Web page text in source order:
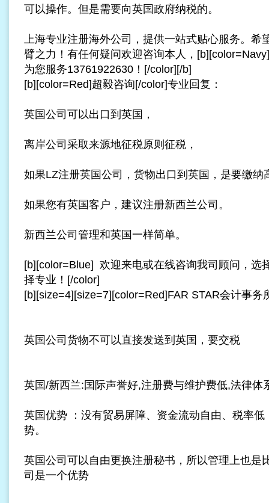
可以操作。但是需要向英国政府纳税的。
上海专业注册海外公司
，提供一站式贴心服务。希
臂之力！有任何疑问欢迎咨询本人，
为您服务13761922630！[/color][/b]
[b][color=Red]超毅咨询[/color]专业回复：
英国公司可以出口到英国，
离岸公司采取来源地征税原则征税，
如果LZ注册英国公司，货物出口到英国，是要缴纳
如果您有英国客户，建议注册新西兰公司。
新西兰公司管理和英国一样简单。
[b][color=Blue] 欢迎来电或在线咨询我司顾问，选
择专业！[/color]
[b][size=4][size=7][color=Red]FAR STAR会计事务
英国公司货物不可以直接发送到英国，要交税
英国/新西兰:国际声誉好,注册费与维护费低,法律体
英国优势 ：没有贸易屏障、资金流动自由、税率
势。
英国公司可以自由更换注册秘书，所以管理上也是
司是一个优势